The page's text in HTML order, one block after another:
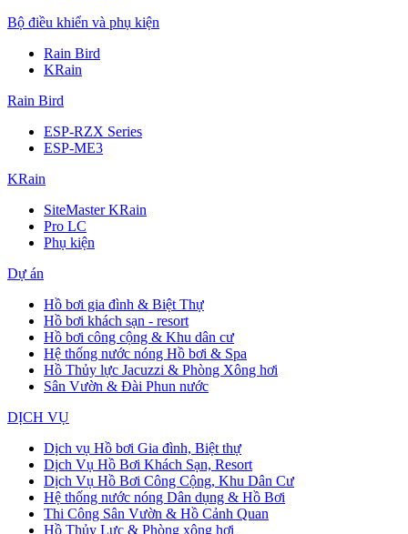
Bộ điều khiển và phụ kiện
Rain Bird
KRain
Rain Bird
ESP-RZX Series
ESP-ME3
KRain
SiteMaster KRain
Pro LC
Phụ kiện
Dự án
Hồ bơi gia đình & Biệt Thự
Hồ bơi khách sạn - resort
Hồ bơi công cộng & Khu dân cư
Hệ thống nước nóng Hồ bơi & Spa
Hồ Thủy lực Jacuzzi & Phòng Xông hơi
Sân Vườn & Đài Phun nước
DỊCH VỤ
Dịch vụ Hồ bơi Gia đình, Biệt thự
Dịch Vụ Hồ Bơi Khách Sạn, Resort
Dịch Vụ Hồ Bơi Công Cộng, Khu Dân Cư
Hệ thống nước nóng Dân dụng & Hồ Bơi
Thi Công Sân Vườn & Hồ Cảnh Quan
Hồ Thủy Lực & Phòng xông hơi